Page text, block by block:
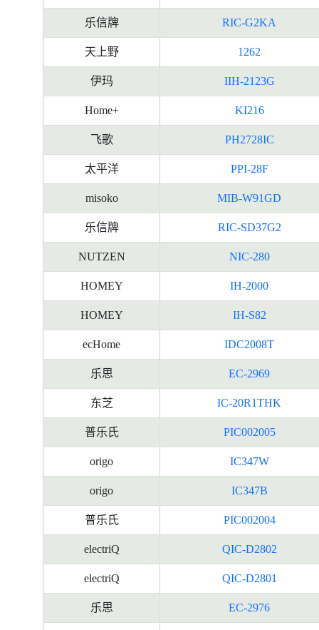
乐信牌 RIC-G2KA
天上野 1262
伊玛 IIH-2123G
Home+ KI216
飞歌 PH2728IC
太平洋 PPI-28F
misoko MIB-W91GD
乐信牌 RIC-SD37G2
NUTZEN NIC-280
HOMEY IH-2000
HOMEY IH-S82
ecHome IDC2008T
乐思 EC-2969
东芝 IC-20R1THK
普乐氏 PIC002005
origo IC347W
origo IC347B
普乐氏 PIC002004
electriQ QIC-D2802
electriQ QIC-D2801
乐思 EC-2976